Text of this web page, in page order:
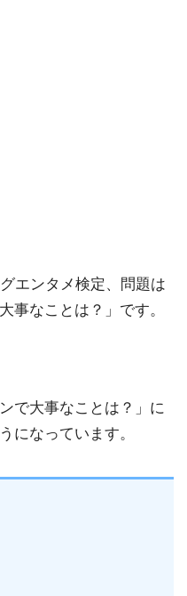
エンタメ検定、問題は
事なことは？」です。
で大事なことは？」に
になっています。